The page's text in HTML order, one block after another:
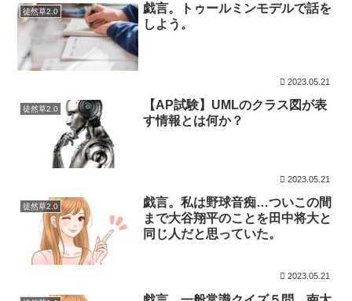
徒然草2.0
戯言。トゥールミンモデルで話を
しよう。
2023.05.21
徒然草2.0
【AP試験】UMLのクラス図が表
す情報とは何か？
2023.05.21
徒然草2.0
戯言。私は野球音痴…ついこの間
まで大谷翔平のことを田中将大と
同じ人だと思っていた。
2023.05.21